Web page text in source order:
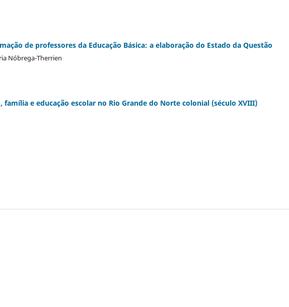
de professores da Educação Básica: a elaboração do Estado da Questão
Nóbrega-Therrien
família e educação escolar no Rio Grande do Norte colonial (século XVIII)